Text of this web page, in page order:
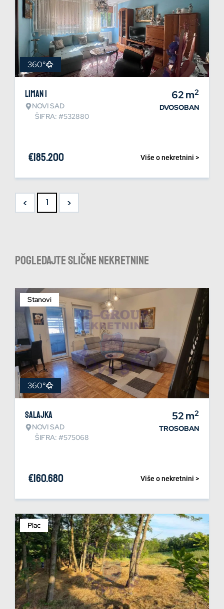
360°
Liman 1
NOVI SAD
ŠIFRA: #532880
62m2
DVOSOBAN
Više o nekretnini >
€185.200
< 1 >
Pogledajte slične nekretnine
Stanovi
360°
Salajka
NOVI SAD
ŠIFRA: #575068
52m2
TROSOBAN
Više o nekretnini >
€160.680
Plac